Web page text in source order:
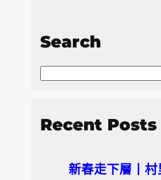
Search
S
a
Recent Posts
新春走下層丨